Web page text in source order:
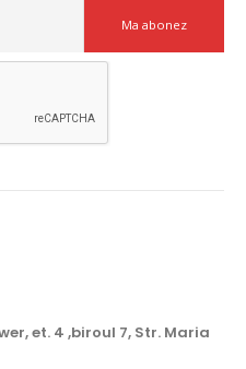
et. 4 ,biroul 7, Str. Maria